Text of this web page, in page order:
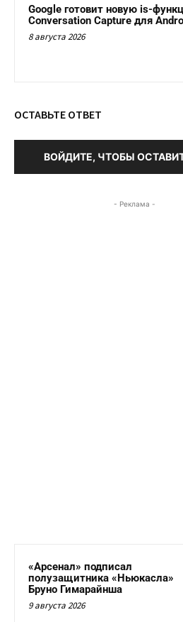
Google готовит новую is-
Conversation Capture для
8 августа 2026
ОСТАВЬТЕ ОТВЕТ
ВОЙДИТЕ, ЧТОБЫ
- Реклама -
«Арсенал» подписал
полузащитника «Ньюкасла»
Бруно Гимарайнша
9 августа 2026